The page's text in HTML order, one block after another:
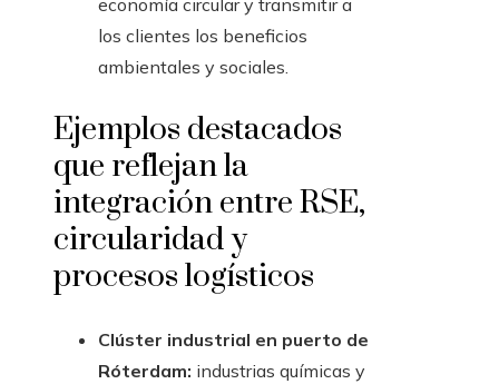
economía circular y transmitir a
los clientes los beneficios
ambientales y sociales.
Ejemplos destacados
que reflejan la
integración entre RSE,
circularidad y
procesos logísticos
Clúster industrial en puerto de
Róterdam: industrias químicas y